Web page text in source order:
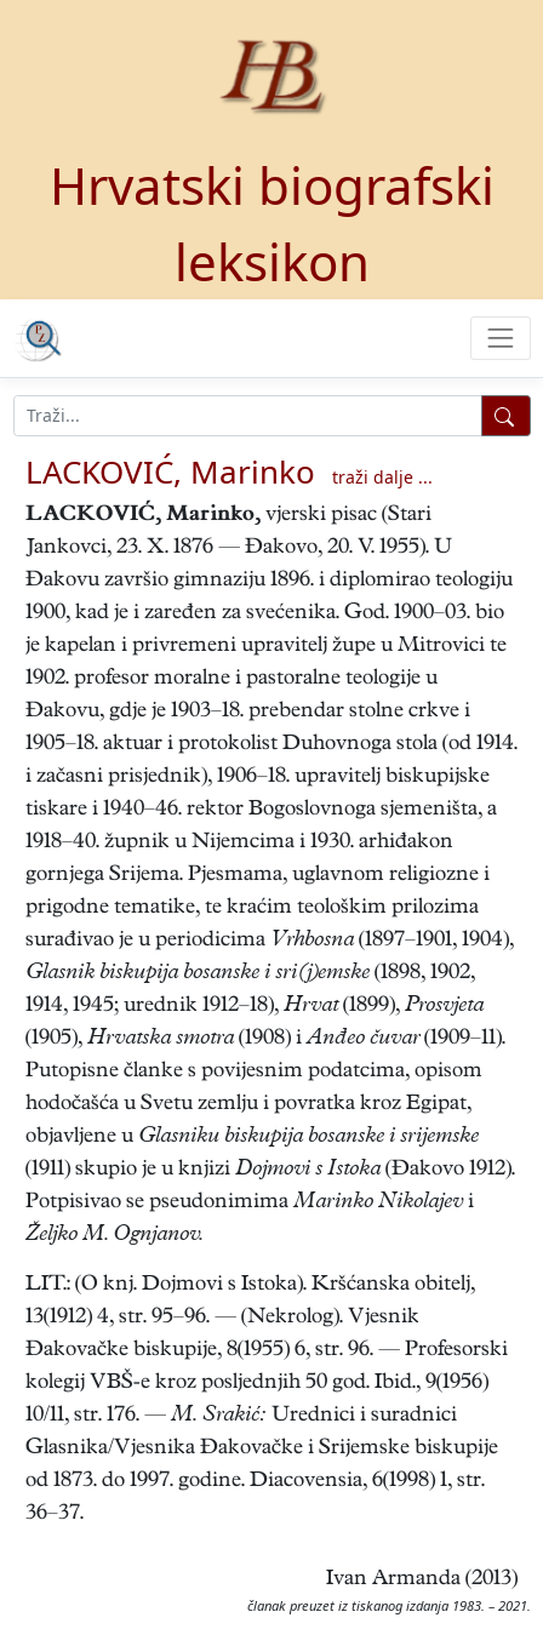
Hrvatski biografski
leksikon
LACKOVIĆ, Marinko
traži dalje ...
LACKOVIĆ, Marinko, vjerski pisac (Stari
Jankovci, 23. X. 1876 — Đakovo, 20. V. 1955). U
Đakovu završio gimnaziju 1896. i diplomirao teologiju
1900, kad je i zaređen za svećenika. God. 1900–03. bio
je kapelan i privremeni upravitelj župe u Mitrovici te
1902. profesor moralne i pastoralne teologije u
Đakovu, gdje je 1903–18. prebendar stolne crkve i
1905–18. aktuar i protokolist Duhovnoga stola (od 1914.
i začasni prisjednik), 1906–18. upravitelj biskupijske
tiskare i 1940–46. rektor Bogoslovnoga sjemeništa, a
1918–40. župnik u Nijemcima i 1930. arhiđakon
gornjega Srijema. Pjesmama, uglavnom religiozne i
prigodne tematike, te kraćim teološkim prilozima
surađivao je u periodicima Vrhbosna(1897–1901, 1904),
Glasnik biskupija bosanske i sri(j)emske (1898, 1902,
1914, 1945; urednik 1912–18), Hrvat(1899), Prosvjeta
(1905), Hrvatska smotra(1908) iAnđeo čuvar(1909–11).
Putopisne članke s povijesnim podatcima, opisom
hodočašća u Svetu zemlju i povratka kroz Egipat,
objavljene u Glasniku biskupija bosanske i srijemske
(1911) skupio je u knjizi Dojmovi s Istoka(Đakovo 1912).
Potpisivao se pseudonimimaMarinko Nikolajevi
Željko M. Ognjanov.
LIT.: (O knj. Dojmovi s Istoka). Kršćanska obitelj,
13(1912) 4, str. 95–96. — (Nekrolog). Vjesnik
Đakovačke biskupije, 8(1955) 6, str. 96. — Profesorski
kolegij VBŠ-e kroz posljednjih 50 god. Ibid., 9(1956)
10/11, str. 176. —M. Srakić: Urednici i suradnici
Glasnika/Vjesnika Đakovačke i Srijemske biskupije
od 1873. do 1997. godine. Diacovensia, 6(1998) 1, str.
36–37.
Ivan Armanda (2013)
članak preuzet iz tiskanog izdanja 1983. – 2021.